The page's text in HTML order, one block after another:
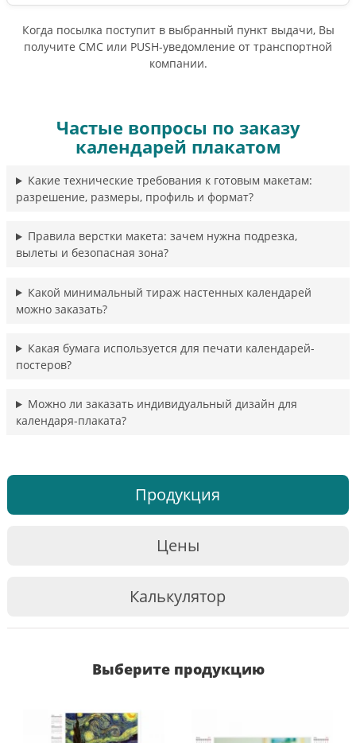
Когда посылка поступит в выбранный пункт выдачи, Вы
получите СМС или PUSH-уведомление от транспортной
компании.
Частые вопросы по заказу
календарей плакатом
Какие технические требования к готовым макетам:
разрешение, размеры, профиль и формат?
Правила верстки макета: зачем нужна подрезка,
вылеты и безопасная зона?
Какой минимальный тираж настенных календарей
можно заказать?
Какая бумага используется для печати календарей-
постеров?
Можно ли заказать индивидуальный дизайн для
календаря-плаката?
Продукция
Цены
Калькулятор
Выберите продукцию